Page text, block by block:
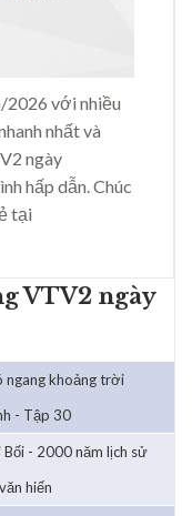
2026 với nhiều
nhất và
ngày
hấp dẫn. Chúc
tại
VTV2 ngày
ngang khoảng trời
- Tập 30
Bối - 2000 năm lịch sử
hiến